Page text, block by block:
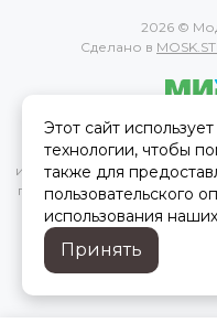
2026 ©
Сделано в
Вся представленная
характеристик,
информационный характер
публичной офертой,
Этот сайт
технологии, чтобы
также для
пользовательского
использования
Принять